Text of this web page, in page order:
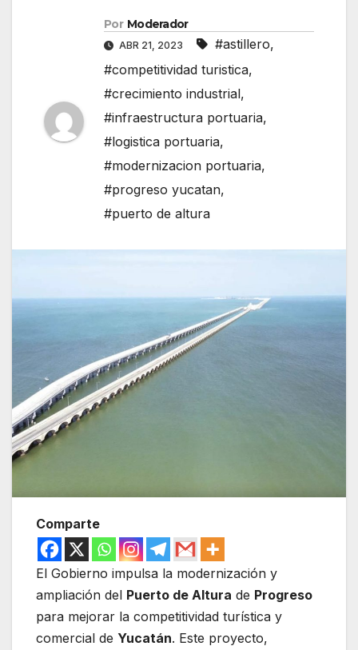
Por Moderador
ABR 21, 2023 #astillero,
#competitividad turistica,
#crecimiento industrial,
#infraestructura portuaria,
#logistica portuaria,
#modernizacion portuaria,
#progreso yucatan,
#puerto de altura
Comparte
El Gobierno impulsa la modernización y
ampliación del Puerto de Altura de Progreso
para mejorar la competitividad turística y
comercial de Yucatán. Este proyecto,